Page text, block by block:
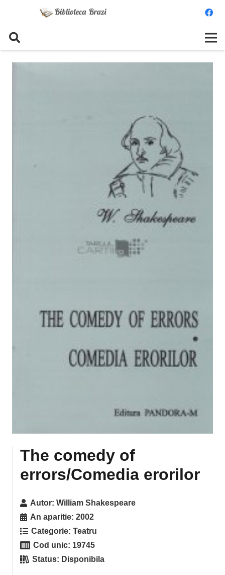
The comedy of
errors/Comedia erorilor
Autor:William Shakespeare
An aparitie:2002
Categorie:Teatru
Cod unic: 19745
Status: Disponibila